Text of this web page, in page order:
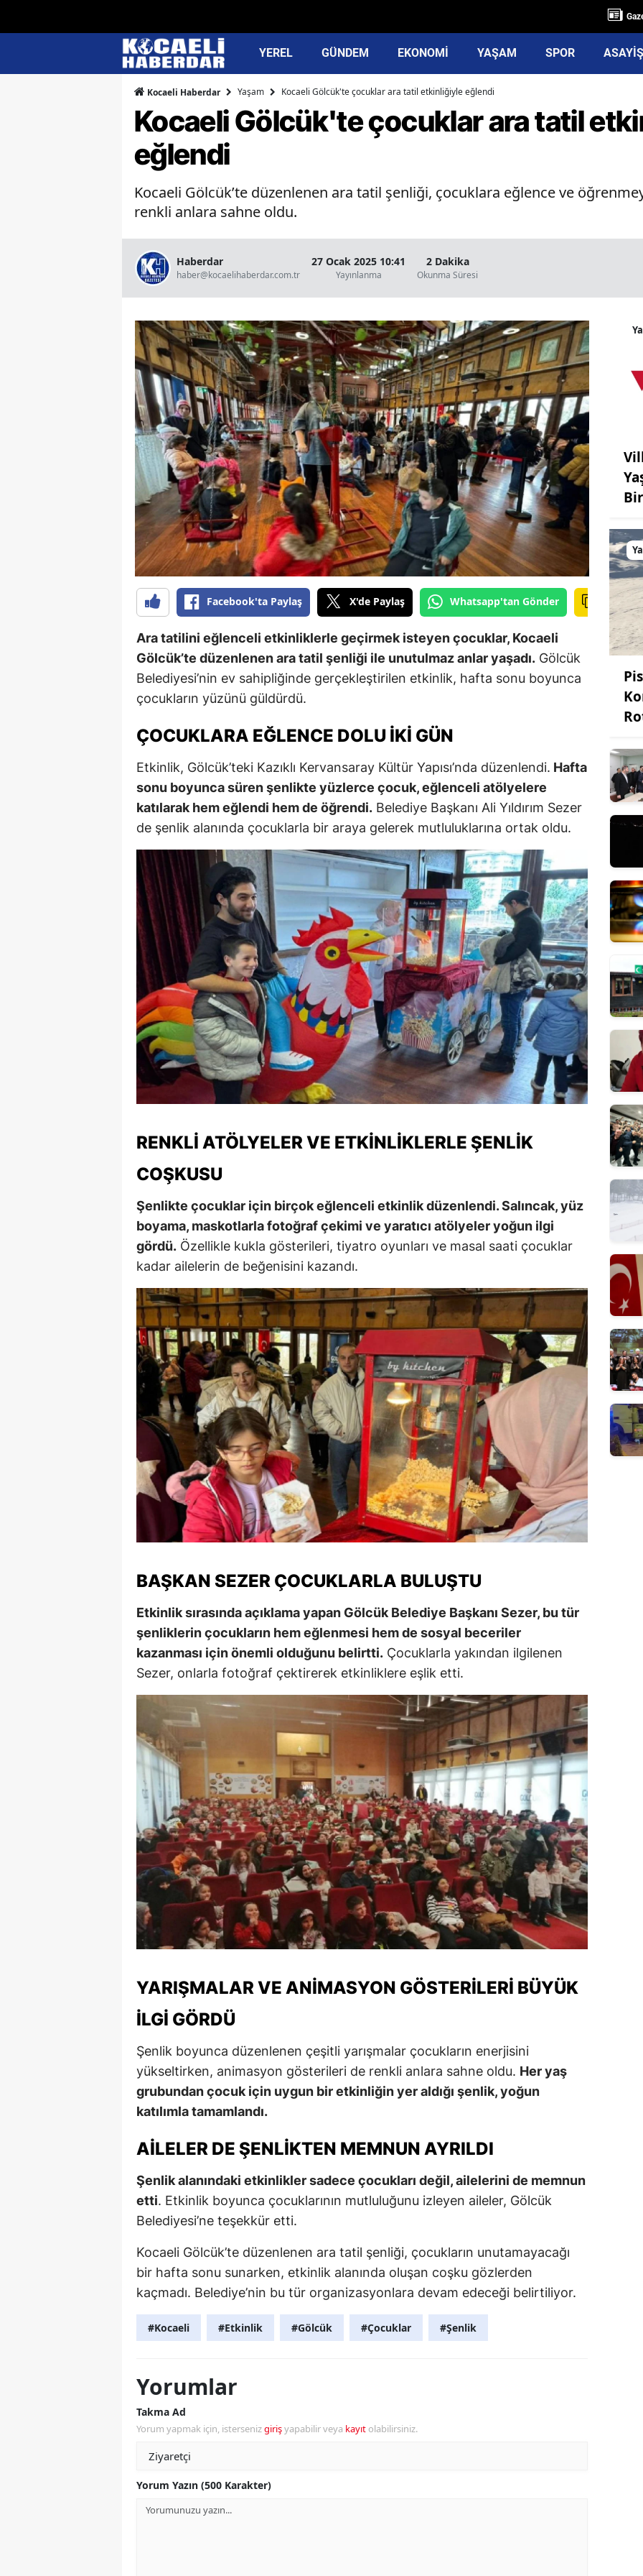
YEREL GÜNDEM EKONOMİ YAŞAM SPOR ASAYİŞ
Kocaeli Haberdar Yaşam Kocaeli Gölcük'te çocuklar ara tatil etkinliğiyle eğlendi
Kocaeli Gölcük'te çocuklar ara tatil
eğlendi
Kocaeli Gölcük’te düzenlenen ara tatil şenliği, çocuklara eğlence ve
renkli anlara sahne oldu.
Haberdar
haber@kocaelihaberdar.com.tr
27 Ocak 2025 10:41
Yayınlanma
2 Dakika
Okunma Süresi
Facebook'ta Paylaş X'de Paylaş Whatsapp'tan Gönder
Ara tatilini eğlenceli etkinliklerle geçirmek isteyen çocuklar, Kocaeli
Gölcük’te düzenlenen ara tatil şenliği ile unutulmaz anlar yaşadı. Gölcük
Belediyesi’nin ev sahipliğinde gerçekleştirilen etkinlik, hafta sonu boyunca
çocukların yüzünü güldürdü.
ÇOCUKLARA EĞLENCE DOLU İKI GÜN
Etkinlik, Gölcük’teki Kazıklı Kervansaray Kültür Yapısı’nda düzenlendi. Hafta
sonu boyunca süren şenlikte yüzlerce çocuk, eğlenceli atölyelere
katılarak hem eğlendi hem de öğrendi. Belediye Başkanı Ali Yıldırım Sezer
de şenlik alanında çocuklarla bir araya gelerek mutluluklarına ortak oldu.
RENKLI ATÖLYELER VE ETKINLIKLERLE ŞENLIK
COŞKUSU
Şenlikte çocuklar için birçok eğlenceli etkinlik düzenlendi. Salıncak, yüz
boyama, maskotlarla fotoğraf çekimi ve yaratıcı atölyeler yoğun ilgi
gördü. Özellikle kukla gösterileri, tiyatro oyunları ve masal saati çocuklar
kadar ailelerin de beğenisini kazandı.
BAŞKAN SEZER ÇOCUKLARLA BULUŞTU
Etkinlik sırasında açıklama yapan Gölcük Belediye Başkanı Sezer, bu tür
şenliklerin çocukların hem eğlenmesi hem de sosyal beceriler
kazanması için önemli olduğunu belirtti. Çocuklarla yakından ilgilenen
Sezer, onlarla fotoğraf çektirerek etkinliklere eşlik etti.
YARIŞMALAR VE ANIMASYON GÖSTERILERI BÜYÜK
İLGI GÖRDÜ
Şenlik boyunca düzenlenen çeşitli yarışmalar çocukların enerjisini
yükseltirken, animasyon gösterileri de renkli anlara sahne oldu. Her yaş
grubundan çocuk için uygun bir etkinliğin yer aldığı şenlik, yoğun
katılımla tamamlandı.
AILELER DE ŞENLIKTEN MEMNUN AYRILDI
Şenlik alanındaki etkinlikler sadece çocukları değil, ailelerini de memnun
etti. Etkinlik boyunca çocuklarının mutluluğunu izleyen aileler, Gölcük
Belediyesi’ne teşekkür etti.
Kocaeli Gölcük’te düzenlenen ara tatil şenliği, çocukların unutamayacağı
bir hafta sonu sunarken, etkinlik alanında oluşan coşku gözlerden
kaçmadı. Belediye’nin bu tür organizasyonlara devam edeceği belirtiliyor.
#Kocaeli #Etkinlik #Gölcük #Çocuklar #Şenlik
Yorumlar
Takma Ad
Yorum yapmak için, istersenizgirişyapabilir veya kayıt olabilirsiniz.
Yorum Yazın (500 Karakter)